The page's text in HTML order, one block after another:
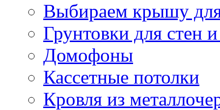
Выбираем крышу
Грунтовки для стен
Домофоны
Кассетные потолки
Кровля из